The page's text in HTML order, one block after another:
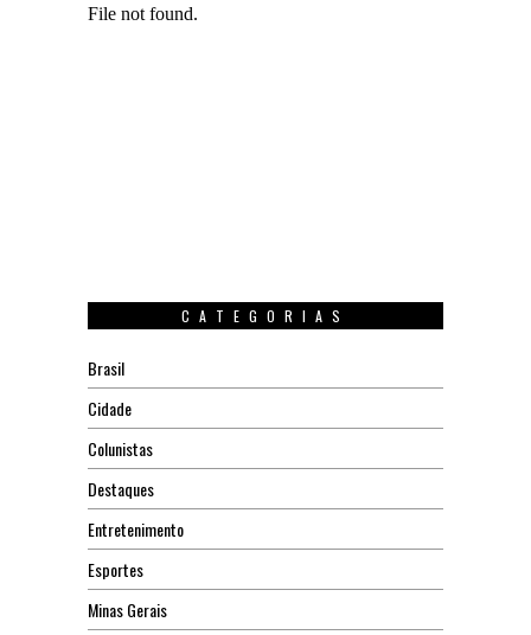
CATEGORIAS
Brasil
Cidade
Colunistas
Destaques
Entretenimento
Esportes
Minas Gerais